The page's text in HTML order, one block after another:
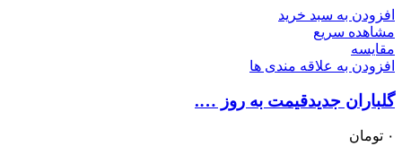
افزودن به سبد خرید
مشاهده سریع
مقایسه
افزودن به علاقه مندی ها
گلباران جدیدقیمت به روز ….
۰ تومان